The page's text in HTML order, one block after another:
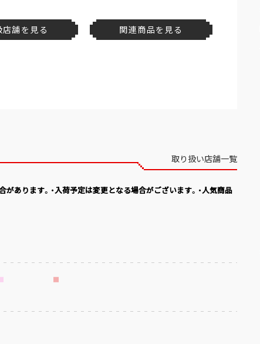
店舗を見る 関連商品を見る
取り扱い店舗一覧
あります。・入荷予定は変更となる場合がございます。・人気商品